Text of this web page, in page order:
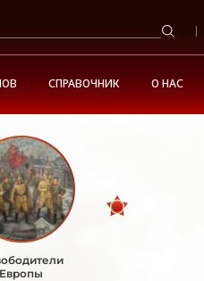
СПРАВОЧНИК О НАС
Европы